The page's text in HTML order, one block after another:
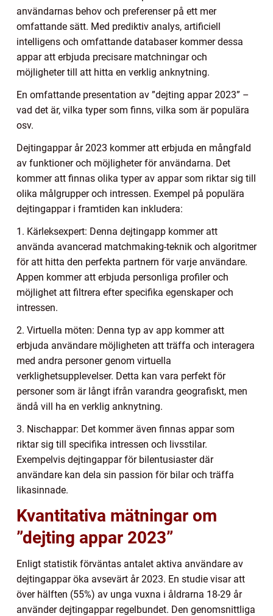
användarnas behov och preferenser på ett mer
omfattande sätt. Med prediktiv analys, artificiell
intelligens och omfattande databaser kommer dessa
appar att erbjuda precisare matchningar och
möjligheter till att hitta en verklig anknytning.
En omfattande presentation av ”dejting appar 2023” –
vad det är, vilka typer som finns, vilka som är populära
osv.
Dejtingappar år 2023 kommer att erbjuda en mångfald
av funktioner och möjligheter för användarna. Det
kommer att finnas olika typer av appar som riktar sig till
olika målgrupper och intressen. Exempel på populära
dejtingappar i framtiden kan inkludera:
1. Kärleksexpert: Denna dejtingapp kommer att
använda avancerad matchmaking-teknik och algoritmer
för att hitta den perfekta partnern för varje användare.
Appen kommer att erbjuda personliga profiler och
möjlighet att filtrera efter specifika egenskaper och
intressen.
2. Virtuella möten: Denna typ av app kommer att
erbjuda användare möjligheten att träffa och interagera
med andra personer genom virtuella
verklighetsupplevelser. Detta kan vara perfekt för
personer som är långt ifrån varandra geografiskt, men
ändå vill ha en verklig anknytning.
3. Nischappar: Det kommer även finnas appar som
riktar sig till specifika intressen och livsstilar.
Exempelvis dejtingappar för bilentusiaster där
användare kan dela sin passion för bilar och träffa
likasinnade.
Kvantitativa mätningar om
”dejting appar 2023”
Enligt statistik förväntas antalet aktiva användare av
dejtingappar öka avsevärt år 2023. En studie visar att
över hälften (55%) av unga vuxna i åldrarna 18-29 år
använder dejtingappar regelbundet. Den genomsnittliga